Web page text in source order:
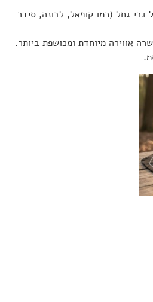
גבי גחל (כמו קופאל, לבונה, סידר
אווירה מיוחדת ומכושפת ביותר.